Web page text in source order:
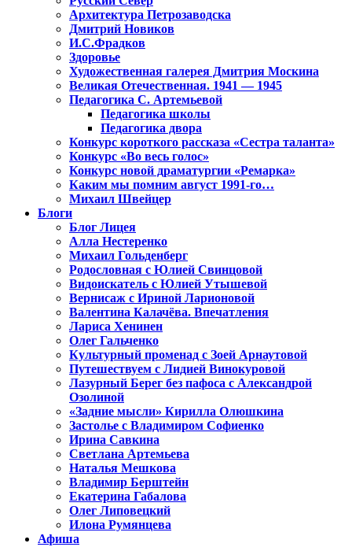
Архитектура Петрозаводска
Дмитрий Новиков
И.С.Фрадков
Здоровье
Художественная галерея Дмитрия Москина
Великая Отечественная. 1941 — 1945
Педагогика С. Артемьевой
Педагогика школы
Педагогика двора
Конкурс короткого рассказа «Сестра таланта»
Конкурс «Во весь голос»
Конкурс новой драматургии «Ремарка»
Каким мы помним август 1991-го…
Михаил Швейцер
Блоги
Блог Лицея
Алла Нестеренко
Михаил Гольденберг
Родословная с Юлией Свинцовой
Видоискатель с Юлией Утышевой
Вернисаж с Ириной Ларионовой
Валентина Калачёва. Впечатления
Лариса Хенинен
Олег Гальченко
Культурный променад с Зоей Арнаутовой
Путешествуем с Лидией Винокуровой
Лазурный Берег без пафоса с Александрой
Озолиной
«Задние мысли» Кирилла Олюшкина
Застолье с Владимиром Софиенко
Ирина Савкина
Светлана Артемьева
Наталья Мешкова
Владимир Берштейн
Екатерина Габалова
Олег Липовецкий
Илона Румянцева
Афиша